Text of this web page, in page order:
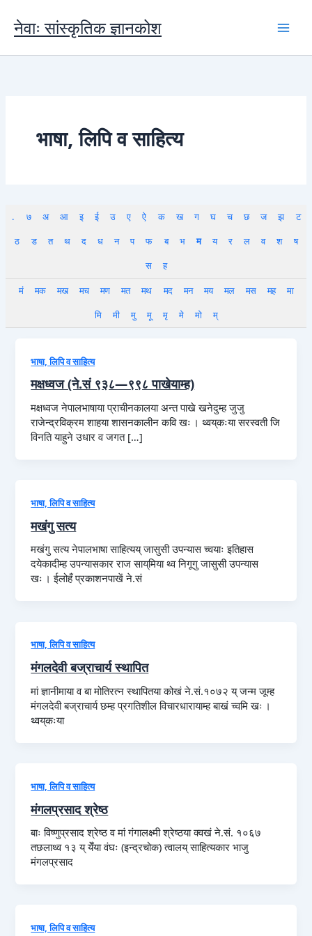
content
नेवाः सांस्कृतिक ज्ञानकोश
भाषा, लिपि व साहित्य
. ७ अ आ इ ई उ ए ऐ क ख ग घ च छ ज झ
ट
ठ
ड त थ द ध न प फ ब भ म य र ल व श
ष
स
ह
मं
मक मख मच मण मत मथ मद मन मय मल मस मह
मा
मि
मी मु मू मृ मे मो म्
भाषा, लिपि व साहित्य
मक्षध्वज (ने.सं ९३८—९९८ पाखेयाम्ह)
मक्षध्वज नेपालभाषाया प्राचीनकालया अन्त पाखे खनेदुम्ह जुजु
राजेन्द्रविक्रम शाहया शासनकालीन कवि खः । थ्वय्‌कःया सरस्वती जि
विनति याहुने उधार व जगत […]
भाषा, लिपि व साहित्य
मखंगु सत्य
मखंगु सत्य नेपालभाषा साहित्यय् जासुसी उपन्यास च्वयाः इतिहास
दयेकादीम्ह उपन्यासकार राज साय्‌मिया थ्व निगूगु जासुसी उपन्यास
खः । ईलोहँ प्रकाशनपाखें ने.सं
भाषा, लिपि व साहित्य
मंगलदेवी बज्राचार्य स्थापित
मां ज्ञानीमाया व बा मोतिरत्न स्थापितया कोखं ने.सं.१०७२ य् जन्म जूम्ह
मंगलदेवी बज्राचार्य छम्ह प्रगतिशील विचारधारायाम्ह बाखं च्वमि खः ।
थ्वय्‌कःया
भाषा, लिपि व साहित्य
मंगलप्रसाद श्रेष्ठ
बाः विष्णुप्रसाद श्रेष्ठ व मां गंगालक्ष्मी श्रेष्ठया क्वखं ने.सं. १०६७
तछलाथ्व १३ य् येँया वंघः (इन्द्रचोक) त्वालय् साहित्यकार भाजु
मंगलप्रसाद
भाषा, लिपि व साहित्य